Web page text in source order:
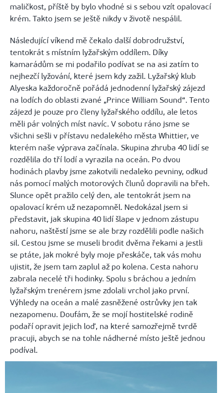
maličkost, příště by bylo vhodné si s sebou vzít opalovací
krém. Takto jsem se ještě nikdy v životě nespálil.
Následující víkend mě čekalo další dobrodružství,
tentokrát s místním lyžařským oddílem. Díky
kamarádům se mi podařilo podívat se na asi zatím to
nejhezčí lyžování, které jsem kdy zažil. Lyžařský klub
Alyeska každoročně pořádá jednodenní lyžařský zájezd
na lodích do oblasti zvané „Prince William Sound“. Tento
zájezd je pouze pro členy lyžařského oddílu, ale letos
měli pár volných míst navíc. V sobotu ráno jsme se
všichni sešli v přístavu nedalekého města Whittier, ve
kterém naše výprava začínala. Skupina zhruba 40 lidí se
rozdělila do tří lodí a vyrazila na oceán. Po dvou
hodinách plavby jsme zakotvili nedaleko pevniny, odkud
nás pomocí malých motorových člunů dopravili na břeh.
Slunce opět pražilo celý den, ale tentokrát jsem na
opalovací krém už nezapomněl. Nedokázal jsem si
představit, jak skupina 40 lidí šlape v jednom zástupu
nahoru, naštěstí jsme se ale brzy rozdělili podle našich
sil. Cestou jsme se museli brodit dvěma řekami a jestli
se ptáte, jak mokré byly moje přeskáče, tak vás mohu
ujistit, že jsem tam zaplul až po kolena. Cesta nahoru
zabrala necelé tři hodinky. Spolu s bráchou a jedním
lyžařským trenérem jsme zdolali vrchol jako první.
Výhledy na oceán a malé zasněžené ostrůvky jen tak
nezapomenu. Doufám, že se mojí hostitelské rodině
podaří opravit jejich loď, na které samozřejmě tvrdě
pracuji, abych se na tohle nádherné místo ještě jednou
podíval.